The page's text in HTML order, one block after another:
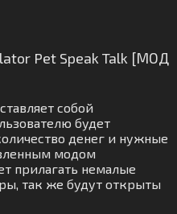
Pet Speak Talk [МОД
собой
будет
денег и нужные
модом
прилагать немалые
так же будут открыты